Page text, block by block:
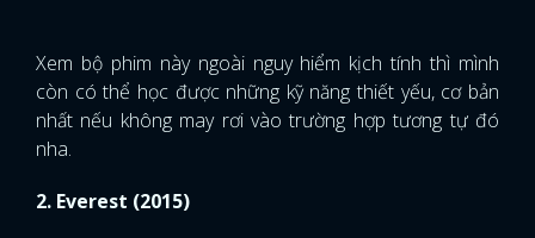
Xem bộ phim này ngoài nguy hiểm kịch tính thì mình
còn có thể học được những kỹ năng thiết yếu, cơ bản
nhất nếu không may rơi vào trường hợp tương tự đó
nha.
2. Everest (2015)